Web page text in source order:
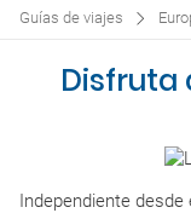
Guías de viajes
Disfruta
Independiente desde